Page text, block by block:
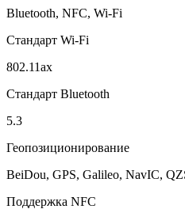
Bluetooth, NFC, Wi-Fi
Стандарт Wi-Fi
802.11ax
Стандарт Bluetooth
5.3
Геопозиционирование
BeiDou, GPS, Galileo, NavIC,
Поддержка NFC